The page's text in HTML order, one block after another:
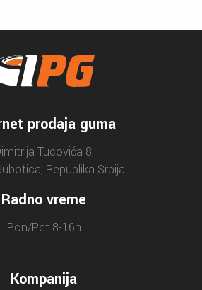
prodaja guma
Tucovića 8,
Republika Srbija.
Radno vreme
Pon/Pet 8-16h
Kompanija